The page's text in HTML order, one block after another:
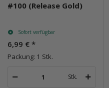
#100 (Release Gold)
Sofort verfügbar
6,99 € *
Packung: 1 Stk.
Stk.